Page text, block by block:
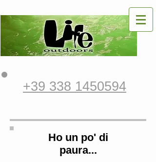
+39 338 1450594
Ho un po' di
paura...